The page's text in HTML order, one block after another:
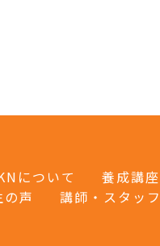
について 養成講座
声
講師・スタッ